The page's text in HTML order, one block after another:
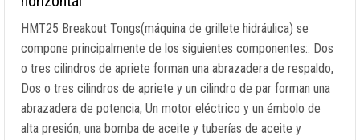
HMT25 Breakout Tongs(máquina de grillete hidráulica) se
compone principalmente de los siguientes componentes:: Dos
o tres cilindros de apriete forman una abrazadera de respaldo,
Dos o tres cilindros de apriete y un cilindro de par forman una
abrazadera de potencia, Un motor eléctrico y un émbolo de
alta presión, una bomba de aceite y tuberías de aceite y